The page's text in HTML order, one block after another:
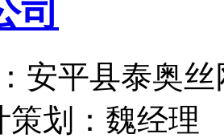
安平县泰奥
划：魏经理